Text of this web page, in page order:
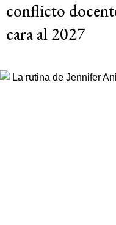
conflicto
cara al 2027